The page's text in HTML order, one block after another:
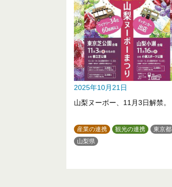
2025年10月21日
山梨ヌーボー、11月3日解禁。
産業の連携 観光の連携
東京都
山梨県